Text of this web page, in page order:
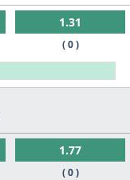
1.31
( 0 )
1.77
( 0 )